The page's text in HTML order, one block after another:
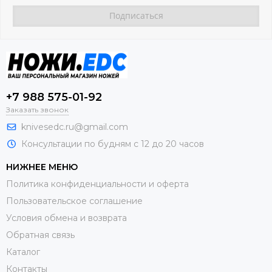
+7 988 575-01-92
Заказать звонок
knivesedc.ru@gmail.com
Консультации по будням с 12 до 20 часов
НИЖНЕЕ МЕНЮ
Политика конфиденциальности и оферта
Пользовательское соглашение
Условия обмена и возврата
Обратная связь
Каталог
Контакты